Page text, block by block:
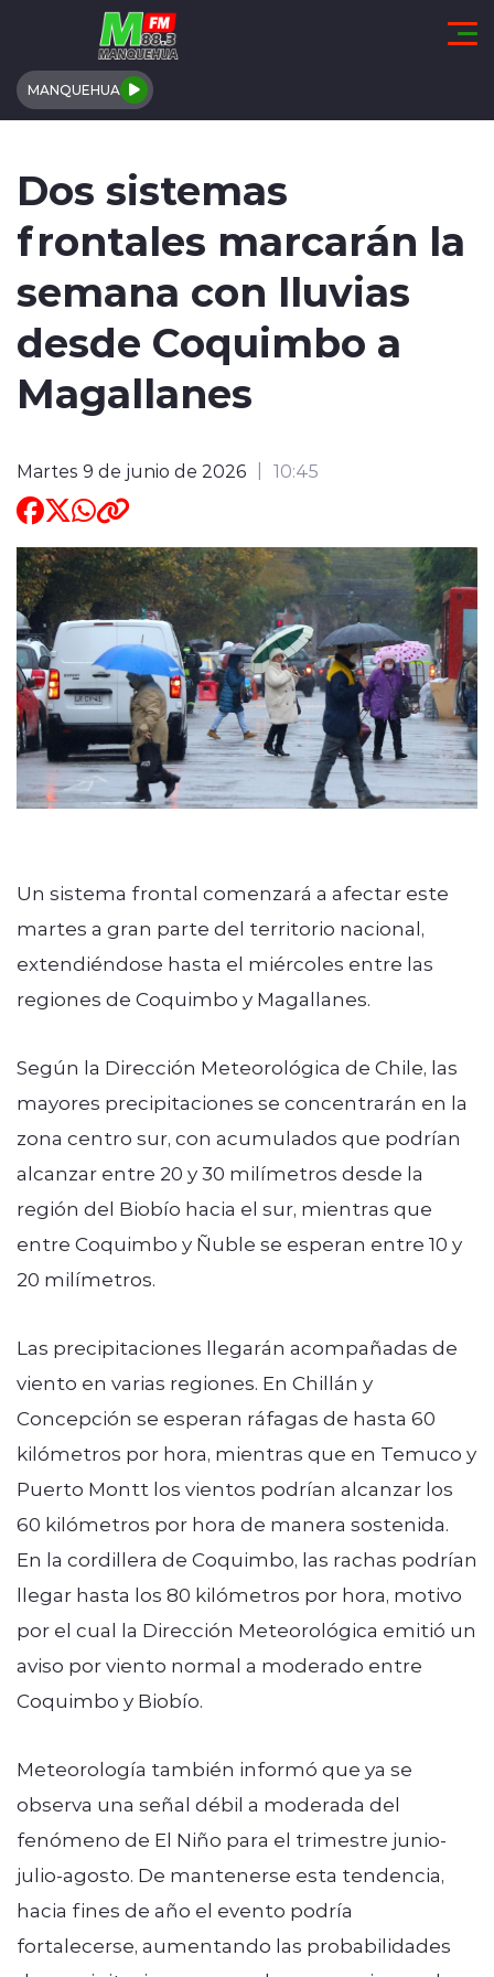
Click acá para ir directamente al contenido
MANQUEHUA
ACTUALIDAD
TENDENCIAS
INTERNACIONAL
modo claro
Dos sistemas
frontales marcarán la
semana con lluvias
desde Coquimbo a
Magallanes
Martes 9 de junio de 2026 10:45
Un sistema frontal comenzará a afectar este
martes a gran parte del territorio nacional,
extendiéndose hasta el miércoles entre las
regiones de Coquimbo y Magallanes.
Según la Dirección Meteorológica de Chile, las
mayores precipitaciones se concentrarán en la
zona centro sur, con acumulados que podrían
alcanzar entre 20 y 30 milímetros desde la
región del Biobío hacia el sur, mientras que
entre Coquimbo y Ñuble se esperan entre 10 y
20 milímetros.
Las precipitaciones llegarán acompañadas de
viento en varias regiones. En Chillán y
Concepción se esperan ráfagas de hasta 60
kilómetros por hora, mientras que en Temuco y
Puerto Montt los vientos podrían alcanzar los
60 kilómetros por hora de manera sostenida.
En la cordillera de Coquimbo, las rachas podrían
llegar hasta los 80 kilómetros por hora, motivo
por el cual la Dirección Meteorológica emitió un
aviso por viento normal a moderado entre
Coquimbo y Biobío.
Meteorología también informó que ya se
observa una señal débil a moderada del
fenómeno de El Niño para el trimestre junio-
julio-agosto. De mantenerse esta tendencia,
hacia fines de año el evento podría
fortalecerse, aumentando las probabilidades